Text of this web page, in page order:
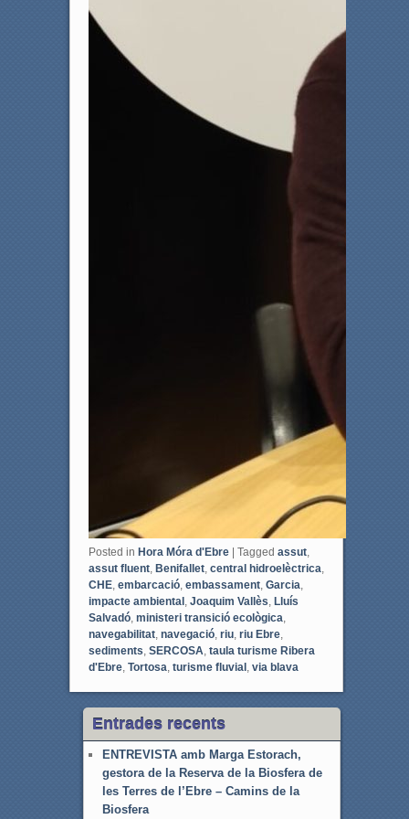
Posted in Hora Móra d'Ebre | Tagged assut,
assut fluent, Benifallet, central hidroelèctrica
CHE, embarcació, embassament, Garcia
impacte ambiental, Joaquim Vallès Lluís
Salvadó, ministeri transició ecològica
navegabilitat, navegació, riu, riu Ebre,
sediments SERCOSA taula turisme Ribera
d'Ebre, Tortosa turisme fluvial, via blava
Entrades recents
ENTREVISTA amb Marga Estorach,
gestora de la Reserva de la Biosfera de
les Terres de l’Ebre – Camins de la
Biosfera